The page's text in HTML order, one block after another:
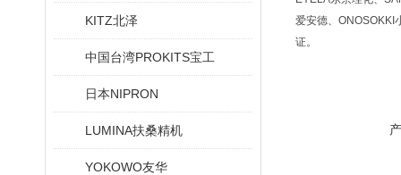
KITZ北泽
中国台湾PROKITS宝工
日本NIPRON
LUMINA扶桑精机
YOKOWO友华
爱安德、ONOSOKKI
证。